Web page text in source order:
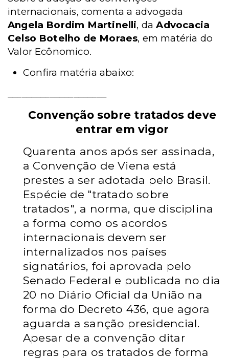
internacionais, comenta a advogada
Angela Bordim Martinelli, daAdvocacia
Celso Botelho de Moraes, em matéria do
Valor Ecônomico.
Confira matéria abaixo:
Convenção sobre tratados deve
entrar em vigor
Quarenta anos após ser assinada,
a Convenção de Viena está
prestes a ser adotada pelo Brasil.
Espécie de "tratado sobre
tratados", a norma, que disciplina
a forma como os acordos
internacionais devem ser
internalizados nos países
signatários, foi aprovada pelo
Senado Federal e publicada no dia
20 no Diário Oficial da União na
forma do Decreto 436, que agora
aguarda a sanção presidencial.
Apesar de a convenção ditar
regras para os tratados de forma